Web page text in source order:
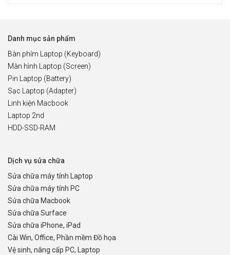
Danh mục sản phẩm
Bàn phím Laptop (Keyboard)
Màn hình Laptop (Screen)
Pin Laptop (Battery)
Sạc Laptop (Adapter)
Linh kiện Macbook
Laptop 2nd
HDD-SSD-RAM
Dịch vụ sửa chữa
Sửa chữa máy tính Laptop
Sửa chữa máy tính PC
Sửa chữa Macbook
Sửa chữa Surface
Sửa chữa iPhone, iPad
Cài Win, Office, Phần mềm Đồ họa
Vệ sinh, nâng cấp PC, Laptop